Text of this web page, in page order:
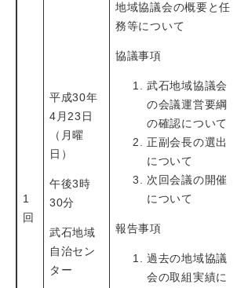
1
回
平成30年
4月23日
（月曜
日）
午後3時
30分
武石地域
自治セン
ター
地域協議会の概要と任
務等について
協議事項
武石地域協議会
の会議運営要綱
の確認について
正副会長の選出
について
次回会議の開催
について
報告事項
過去の地域協議
会の取組実績に